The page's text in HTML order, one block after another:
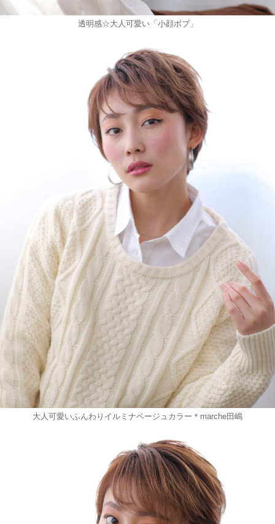
透明感☆大人可愛い「小顔ボブ」
大人可愛いふんわりイルミナベージュカラー＊marche田嶋